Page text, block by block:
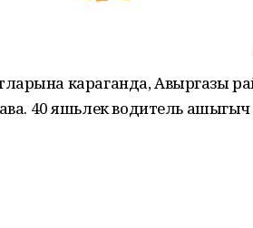
караганда, Авыргазы
40 яшьлек водитель ашыгыч